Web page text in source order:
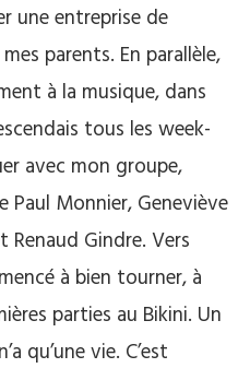
une entreprise de
parents. En parallèle,
à la musique, dans
tous les week-
avec mon groupe,
Paul Monnier, Geneviève
Renaud Gindre. Vers
à bien tourner, à
parties au Bikini. Un
qu’une vie. C’est